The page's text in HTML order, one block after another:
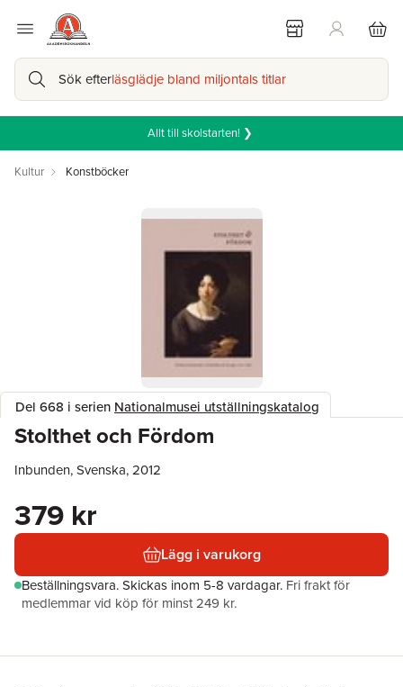
Sök efterläsglädje bland miljontals titlar
Allt till skolstarten! ❯
Kultur Konstböcker
Del 668 i serien Nationalmusei utställningskatalog
Stolthet och Fördom
Inbunden, Svenska, 2012
379 kr
Lägg i varukorg
Beställningsvara.Skickas inom 5-8 vardagar. Fri frakt för
medlemmar vid köp för minst 249 kr.